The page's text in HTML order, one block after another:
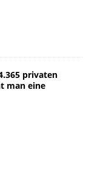
privaten
man eine